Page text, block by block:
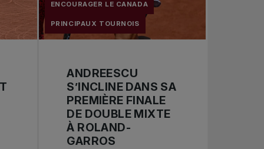
ENCOURAGER LE CANADA
PRINCIPAUX TOURNOIS
ANDREESCU
S’INCLINE DANS SA
PREMIÈRE FINALE
DE DOUBLE MIXTE
À ROLAND-
GARROS